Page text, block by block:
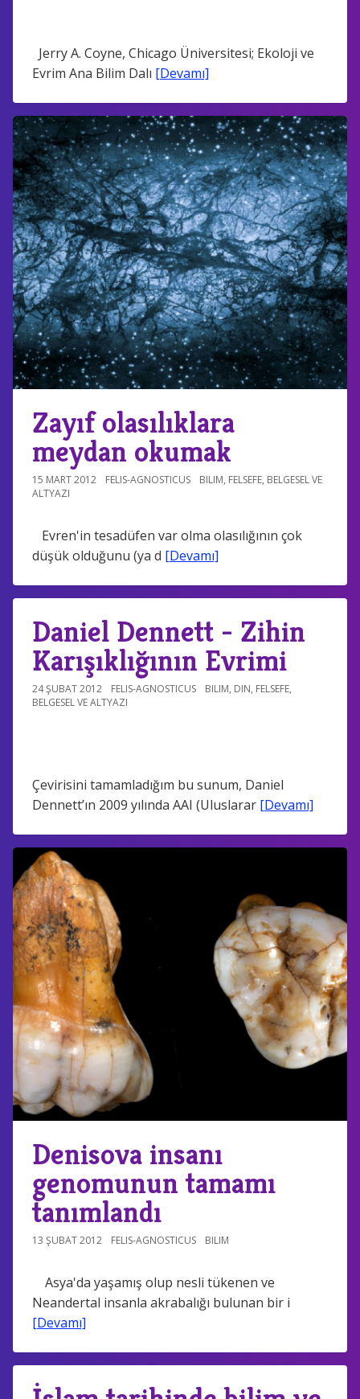
Jerry A. Coyne, Chicago Üniversitesi; Ekoloji ve
Evrim Ana Bilim Dalı [Devamı]
Zayıf olasılıklara
meydan okumak
15 MART 2012 FELIS-AGNOSTICUS BILIM, FELSEFE, BELGESEL VE
ALTYAZI
Evren'in tesadüfen var olma olasılığının çok
düşük olduğunu (ya d [Devamı]
Daniel Dennett - Zihin
Karışıklığının Evrimi
24 ŞUBAT 2012 FELIS-AGNOSTICUS BILIM, DIN, FELSEFE,
BELGESEL VE ALTYAZI
Çevirisini tamamladığım bu sunum, Daniel
Dennett’ın 2009 yılında AAI (Uluslarar [Devamı]
Denisova insanı
genomunun tamamı
tanımlandı
13 ŞUBAT 2012 FELIS-AGNOSTICUS BILIM
Asya'da yaşamış olup nesli tükenen ve
Neandertal insanla akrabalığı bulunan bir i
[Devamı]